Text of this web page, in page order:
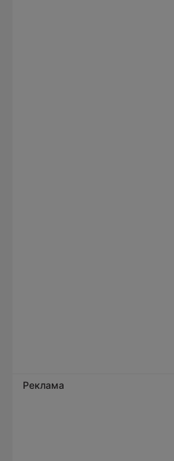
Реклама